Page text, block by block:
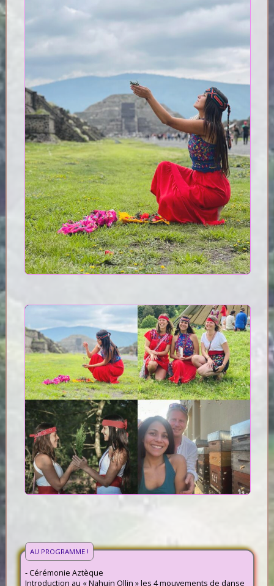
AU PROGRAMME !
- Cérémonie Aztèque
Introduction au « Nahuin Ollin » les 4 mouvements de danse